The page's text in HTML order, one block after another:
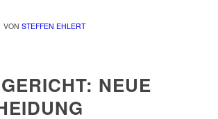
VON STEFFEN EHLERT
NEUE